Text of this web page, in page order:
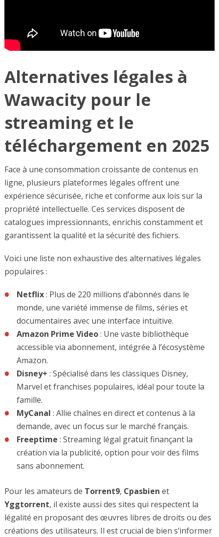
Alternatives légales à
Wawacity pour le
streaming et le
téléchargement en 2025
Face à une consommation croissante de contenus en
ligne, plusieurs plateformes légales offrent une
expérience sécurisée, riche et conforme aux lois sur la
propriété intellectuelle. Ces services disposent de
catalogues impressionnants, enrichis constamment et
garantissent la qualité et la sécurité des fichiers.
Voici une liste non exhaustive des alternatives légales
populaires :
Netflix: Plus de 220 millions d’abonnés dans le
monde, une variété immense de films, séries et
documentaires avec une interface intuitive.
Amazon Prime Video: Une vaste bibliothèque
accessible via abonnement, intégrée à l’écosystème
Amazon.
Disney+ : Spécialisé dans les classiques Disney,
Marvel et franchises populaires, idéal pour toute la
famille.
MyCanal : Allie chaînes en direct et contenus à la
demande, avec un focus sur le marché français.
Freeptime : Streaming légal gratuit finançant la
création via la publicité, option pour voir des films
sans abonnement.
Pour les amateurs de Torrent9, Cpasbien et
Yggtorrent, il existe aussi des sites qui respectent la
légalité en proposant des œuvres libres de droits ou des
créations des utilisateurs. Il est crucial de bien s’informer